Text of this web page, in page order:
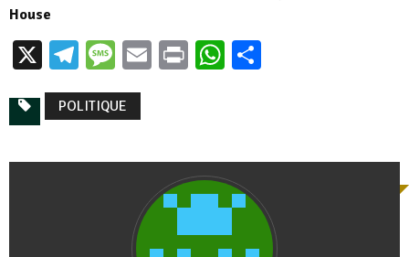
House
X Telegram
Message
EmailPrintWhatsApp
POLITIQUE